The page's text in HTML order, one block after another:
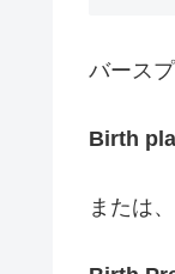
バース
Birth
または